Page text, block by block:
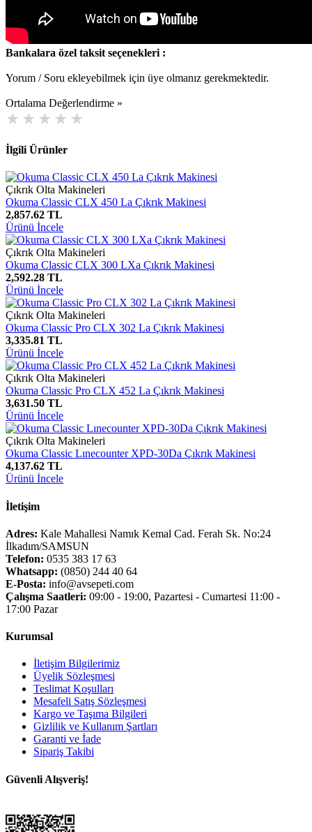
Bankalara özel taksit seçenekleri :
Yorum / Soru ekleyebilmek için üye olmanız gerekmektedir.
Ortalama Değerlendirme »
İlgili Ürünler
Çıkrık Olta Makineleri
Okuma Classic CLX 450 La Çıkrık Makinesi
2,857.62 TL
Ürünü İncele
Çıkrık Olta Makineleri
Okuma Classic CLX 300 LXa Çıkrık Makinesi
2,592.28 TL
Ürünü İncele
Çıkrık Olta Makineleri
Okuma Classic Pro CLX 302 La Çıkrık Makinesi
3,335.81 TL
Ürünü İncele
Çıkrık Olta Makineleri
Okuma Classic Pro CLX 452 La Çıkrık Makinesi
3,631.50 TL
Ürünü İncele
Çıkrık Olta Makineleri
Okuma Classic Lınecounter XPD-30Da Çıkrık Makinesi
4,137.62 TL
Ürünü İncele
İletişim
Adres: Kale Mahallesi Namık Kemal Cad. Ferah Sk. No:24
İlkadım/SAMSUN
Telefon: 0535 383 17 63
Whatsapp: (0850) 244 40 64
E-Posta: info@avsepeti.com
Çalışma Saatleri: 09:00 - 19:00, Pazartesi - Cumartesi 11:00 -
17:00 Pazar
Kurumsal
İletişim Bilgilerimiz
Üyelik Sözleşmesi
Teslimat Koşulları
Mesafeli Satış Sözleşmesi
Kargo ve Taşıma Bilgileri
Gizlilik ve Kullanım Şartları
Garanti ve İade
Sipariş Takibi
Güvenli Alışveriş!